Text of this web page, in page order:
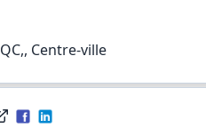
Centre-ville